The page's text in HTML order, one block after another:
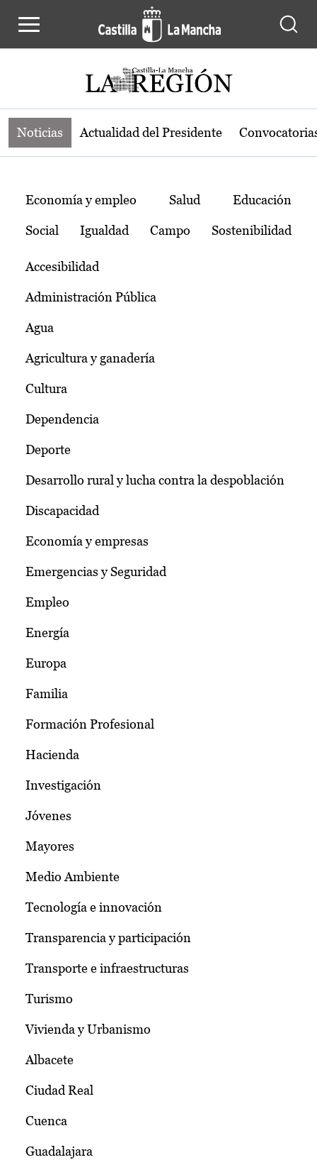
Noticias de la región de Castilla-La
Noticias Actualidad del Presidente
Temas
Economía y empleo Salud Educación
Social Igualdad Campo Sostenibilidad
Accesibilidad
Administración Pública
Agua
Agricultura y ganadería
Cultura
Dependencia
Deporte
Desarrollo rural y lucha contra la despoblación
Discapacidad
Economía y empresas
Emergencias y Seguridad
Empleo
Energía
Europa
Familia
Formación Profesional
Hacienda
Investigación
Jóvenes
Mayores
Medio Ambiente
Tecnología e innovación
Transparencia y participación
Transporte e infraestructuras
Turismo
Vivienda y Urbanismo
Albacete
Ciudad Real
Cuenca
Guadalajara